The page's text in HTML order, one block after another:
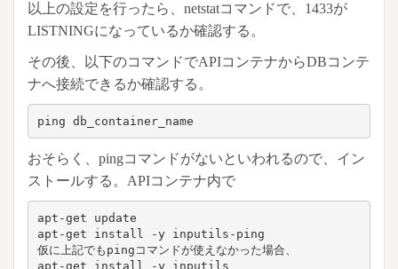
以上の設定を行ったら、netstatコマンドで、1433が
LISTNINGになっているか確認する。
その後、以下のコマンドでAPIコンテナからDBコンテ
ナへ接続できるか確認する。
ping db_container_name
おそらく、pingコマンドがないといわれるので、イン
ストールする。APIコンテナ内で
apt-get update
apt-get install -y inputils-ping
仮に上記でもpingコマンドが使えなかった場合、
apt-get install -y inputils